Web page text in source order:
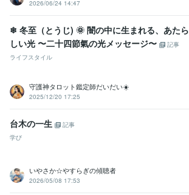
2026/06/24 14:47
❄ 冬至（とうじ) 🌞 闇の中に生まれる、あたら
しい光 〜二十四節氣の光メッセージ〜
記事
ライフスタイル
守護神タロット鑑定師だいだい☀️
2025/12/20 17:25
台木の一生
記事
学び
いやさか☆やすらぎの傾聴者
2026/05/08 17:53